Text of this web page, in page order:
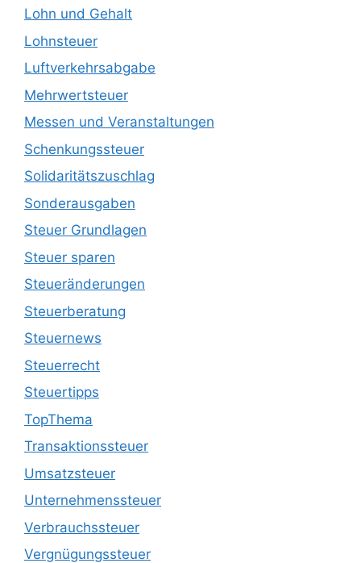
Lohn und Gehalt
Lohnsteuer
Luftverkehrsabgabe
Mehrwertsteuer
Messen und Veranstaltungen
Schenkungssteuer
Solidaritätszuschlag
Sonderausgaben
Steuer Grundlagen
Steuer sparen
Steueränderungen
Steuerberatung
Steuernews
Steuerrecht
Steuertipps
TopThema
Transaktionssteuer
Umsatzsteuer
Unternehmenssteuer
Verbrauchssteuer
Vergnügungssteuer